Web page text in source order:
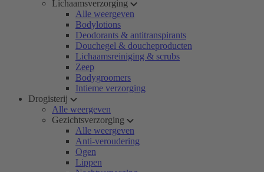
Lichaamsverzorging
Alle weergeven
Bodylotions
Deodorants & antitranspirants
Douchegel & doucheproducten
Lichaamsreiniging & scrubs
Zeep
Bodygroomers
Intieme verzorging
Drogisterij
Alle weergeven
Gezichtsverzorging
Alle weergeven
Anti-veroudering
Ogen
Lippen